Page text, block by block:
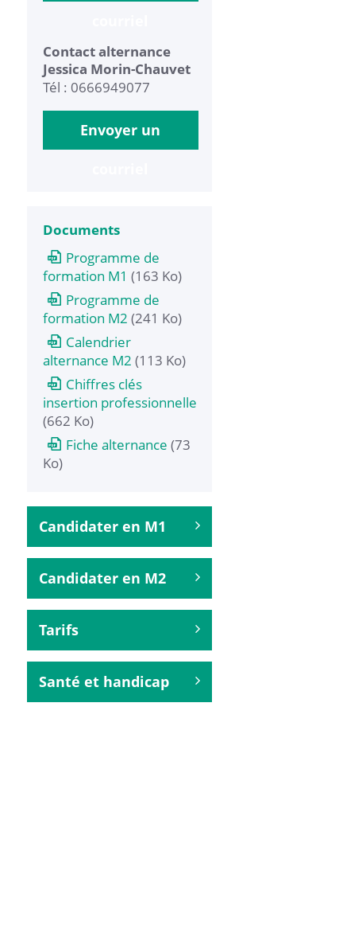
Contact alternance
Jessica Morin-Chauvet
Tél : 0666949077
Envoyer un
Documents
Programme de
formation M1 (163 Ko)
Programme de
formation M2 (241 Ko)
Calendrier
alternance M2 (113 Ko)
Chiffres clés
insertion professionnelle
(662 Ko)
Fiche alternance (73
Ko)
Candidater en M1
Candidater en M2
Tarifs
Santé et handicap